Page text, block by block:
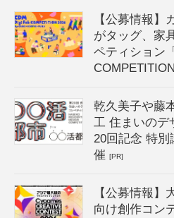
【公募情報】
がタッグ、家
ペティション
乾久美子や藤
工 住まいのデ
20回記念 特別
催[PR]
【公募情報】
向け創作コン